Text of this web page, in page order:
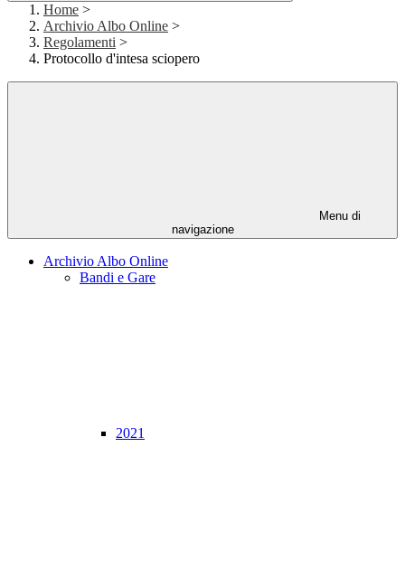
Home >
Archivio Albo Online >
Regolamenti >
Protocollo d'intesa sciopero
Menu di
navigazione
Archivio Albo Online
Bandi e Gare
2021